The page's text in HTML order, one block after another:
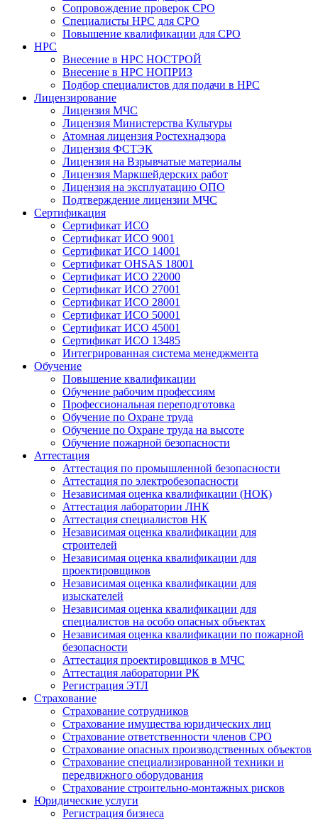
Сопровождение проверок СРО
Специалисты НРС для СРО
Повышение квалификации для СРО
НРС
Внесение в НРС НОСТРОЙ
Внесение в НРС НОПРИЗ
Подбор специалистов для подачи в НРС
Лицензирование
Лицензия МЧС
Лицензия Министерства Культуры
Атомная лицензия Ростехнадзора
Лицензия ФСТЭК
Лицензия на Взрывчатые материалы
Лицензия Маркшейдерских работ
Лицензия на эксплуатацию ОПО
Подтверждение лицензии МЧС
Сертификация
Сертификат ИСО
Сертификат ИСО 9001
Сертификат ИСО 14001
Сертификат OHSAS 18001
Сертификат ИСО 22000
Сертификат ИСО 27001
Сертификат ИСО 28001
Сертификат ИСО 50001
Сертификат ИСО 45001
Сертификат ИСО 13485
Интегрированная система менеджмента
Обучение
Повышение квалификации
Обучение рабочим профессиям
Профессиональная переподготовка
Обучение по Охране труда
Обучение по Охране труда на высоте
Обучение пожарной безопасности
Аттестация
Аттестация по промышленной безопасности
Аттестация по электробезопасности
Независимая оценка квалификации (НОК)
Аттестация лаборатории ЛНК
Аттестация специалистов НК
Независимая оценка квалификации для
строителей
Независимая оценка квалификации для
проектировщиков
Независимая оценка квалификации для
изыскателей
Независимая оценка квалификации для
специалистов на особо опасных объектах
Независимая оценка квалификации по пожарной
безопасности
Аттестация проектировщиков в МЧС
Аттестация лаборатории РК
Регистрация ЭТЛ
Страхование
Страхование сотрудников
Страхование имущества юридических лиц
Страхование ответственности членов СРО
Страхование опасных производственных объектов
Страхование специализированной техники и
передвижного оборудования
Страхование строительно-монтажных рисков
Юридические услуги
Регистрация бизнеса